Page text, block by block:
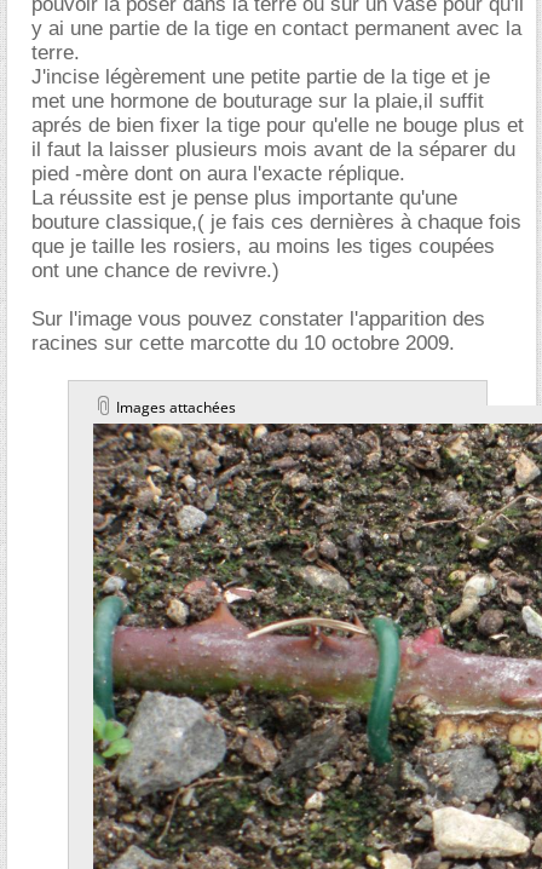
y ai une partie de la tige en contact permanent avec la
terre.
J'incise légèrement une petite partie de la tige et je
met une hormone de bouturage sur la plaie,il suffit
aprés de bien fixer la tige pour qu'elle ne bouge plus et
il faut la laisser plusieurs mois avant de la séparer du
pied -mère dont on aura l'exacte réplique.
La réussite est je pense plus importante qu'une
bouture classique,( je fais ces dernières à chaque fois
que je taille les rosiers, au moins les tiges coupées
ont une chance de revivre.)
Sur l'image vous pouvez constater l'apparition des
racines sur cette marcotte du 10 octobre 2009.
Images attachées